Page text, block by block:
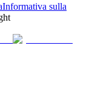
Informativa sulla